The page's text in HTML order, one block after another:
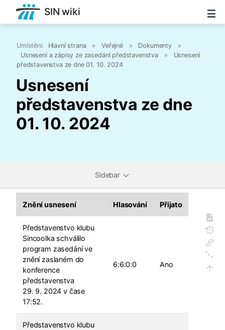
SIN wiki
Umístění: Hlavní strana » Veřejné » Dokumenty
»
Usnesení a zápisy ze zasedání představenstva
»
Usnesení
představenstva ze dne 01. 10. 2024
Usnesení
představenstva ze dne
01. 10. 2024
Sidebar
Znění usnesení Hlasování Přijato
Představenstvo klubu
Sincoolka schválilo
program zasedání ve
znění zaslaném do
konference
představenstva
29. 9. 2024 v čase
17:52.
6:6:0:0 Ano
Představenstvo klubu